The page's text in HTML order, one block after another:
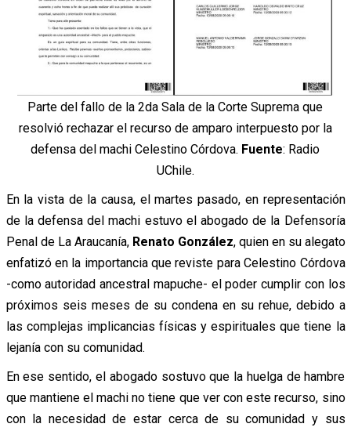
Parte del fallo de la 2da Sala de la Corte Suprema que
resolvió rechazar el recurso de amparo interpuesto por la
defensa del machi Celestino Córdova. Fuente: Radio
UChile.
En la vista de la causa, el martes pasado, en representación
de la defensa del machi estuvo el abogado de la Defensoría
Penal de La Araucanía, Renato González, quien en su alegato
enfatizó en la importancia que reviste para Celestino Córdova
-como autoridad ancestral mapuche- el poder cumplir con los
próximos seis meses de su condena en su rehue, debido a
las complejas implicancias físicas y espirituales que tiene la
lejanía con su comunidad.
En ese sentido, el abogado sostuvo que la huelga de hambre
que mantiene el machi no tiene que ver con este recurso, sino
con la necesidad de estar cerca de su comunidad y sus